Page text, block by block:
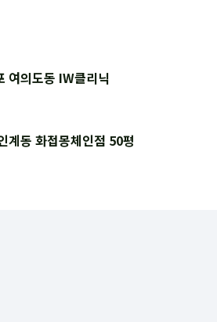
여의도동 IW클리닉
계동 화접몽체인점 50평